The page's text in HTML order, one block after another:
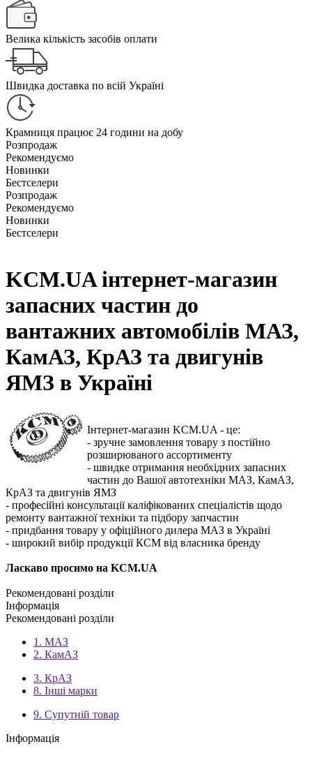
Велика кількість засобів оплати
Швидка доставка по всій Україні
Крамниця працює 24 години на добу
Розпродаж
Рекомендуємо
Новинки
Бестселери
Розпродаж
Рекомендуємо
Новинки
Бестселери
KCM.UA інтернет-магазин
запасних частин до
вантажних автомобілів МАЗ,
КамАЗ, КрАЗ та двигунів
ЯМЗ в Україні
Інтернет-магазин KCM.UA - це:
- зручне замовлення товару з постійно
розширюваного ассортименту
- швидке отримання необхідних запасних
частин до Вашої автотехніки МАЗ, КамАЗ,
КрАЗ та двигунів ЯМЗ
- професійні консультації каліфікованих спеціалістів щодо
ремонту вантажної техніки та підбору запчастин
- придбання товару у офіційного дилера МАЗ в Україні
- широкий вибір продукції КСМ від власника бренду
Ласкаво просимо на KCM.UA
Рекомендовані розділи
Інформація
Рекомендовані розділи
1. МАЗ
2. КамАЗ
3. КрАЗ
8. Інші марки
9. Супутній товар
Інформація